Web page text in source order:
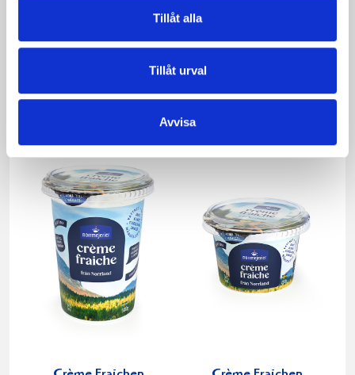
Tillåt alla
Tillåt urval
Avvisa
Produkter i receptet: